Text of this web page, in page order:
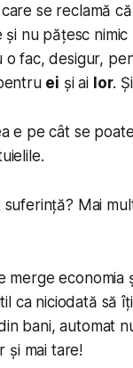
se reclamă
nu pățesc nimic
o fac, desigur,
ei și ai lor.
e pe cât se
Mai
economia
ca niciodată să
bani, automat
și mai tare!